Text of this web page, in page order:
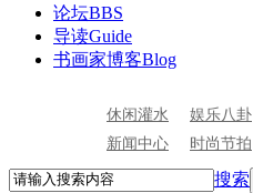
论坛BBS
导读Guide
书画家博客Blog
休闲灌水 娱乐八卦
新闻中心
时尚节拍
搜索